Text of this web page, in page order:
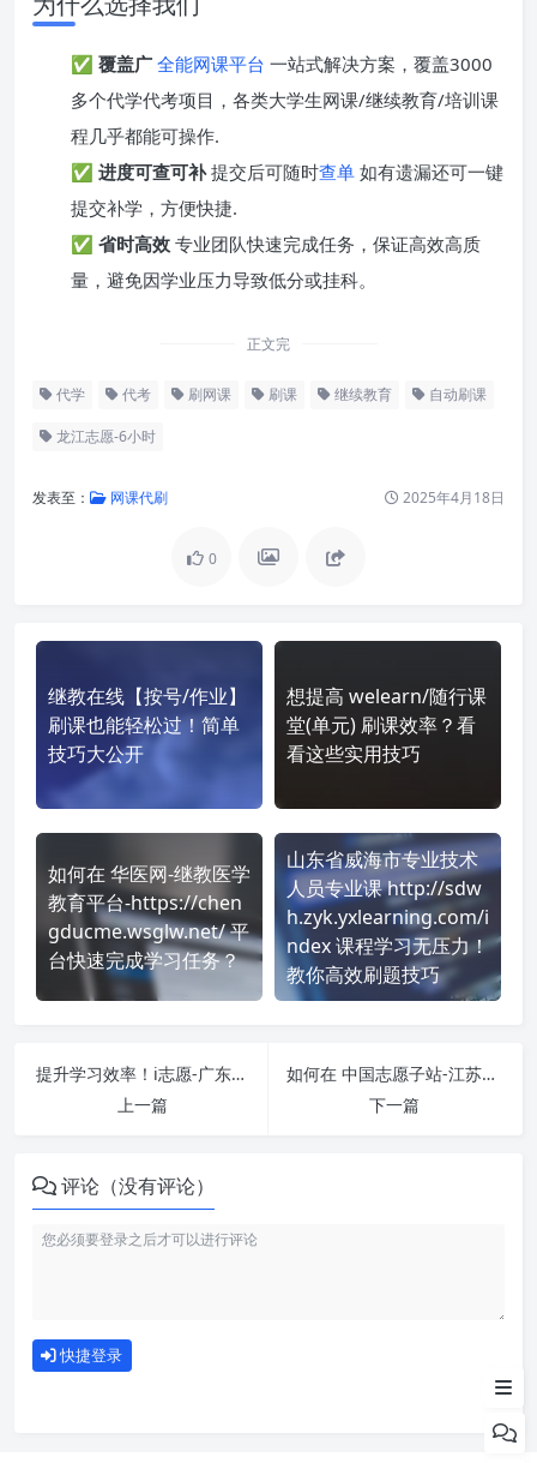
✅ 覆盖广 全能网课平台 一站式解决方案，覆盖3000
多个代学代考项目，各类大学生网课/继续教育/培训课
程几乎都能可操作.
✅ 进度可查可补提交后可随时查单 如有遗漏还可一键
提交补学，方便快捷.
✅ 省时高效 专业团队快速完成任务，保证高效高质
量，避免因学业压力导致低分或挂科。
正文完
代学 代考 刷网课 刷课 继续教育 自动刷课
龙江志愿-6小时
发表至： 网课代刷 2025年4月18日
0
继教在线【按号/作业】
刷课也能轻松过！简单
技巧大公开
想提高 welearn/随行课
堂(单元) 刷课效率？看
看这些实用技巧
如何在 华医网-继教医学
教育平台-https://chen
gducme.wsglw.net/ 平
台快速完成学习任务？
山东省威海市专业技术
人员专业课 http://sdw
h.zyk.yxlearning.com/i
ndex 课程学习无压力！
教你高效刷题技巧
提升学习效率！i志愿-广东城市-5小时 刷课方法全揭秘
上一篇
如何在 中国志愿子站-江苏资源-5小时 平台快速完成学习任务？
下一篇
评论（没有评论）
快捷登录